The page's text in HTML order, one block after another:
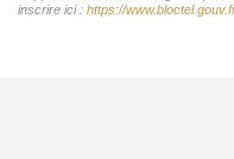
inscrire ici : https://